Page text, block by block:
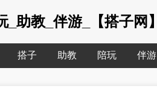
_助教_伴游_【搭子网】
搭子 助教 陪玩 伴游